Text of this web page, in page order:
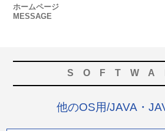
ホームページ
MESSAGE
他のOS用/JAVA・